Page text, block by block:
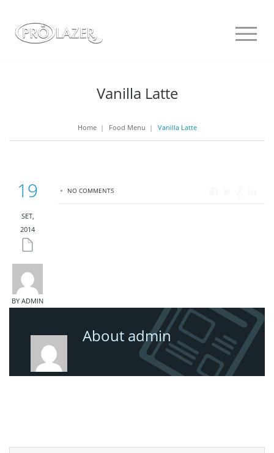
Vanilla Latte
Home | Food Menu | Vanilla Latte
19
SET,
2014
BY ADMIN
NO COMMENTS
About admin